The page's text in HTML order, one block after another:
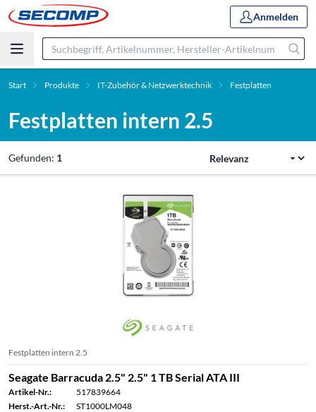
Anmelden
Start Produkte IT-Zubehör & Netzwerktechnik Festplatten
Festplatten intern 2.5
Gefunden: 1
Festplatten intern 2.5
Seagate Barracuda 2.5" 2.5" 1 TB Serial ATA III
Artikel-Nr.:
517839664
Herst.-Art.-Nr.:
ST1000LM048